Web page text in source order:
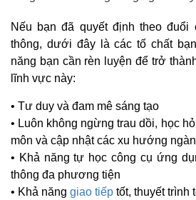
Nếu bạn đã quyết định theo đuổi
thông, dưới đây là các tố chất
năng bạn cần rèn luyện để trở
lĩnh vực này:
• Tư duy và đam mê sáng tạo
• Luôn không ngừng trau dồi, học
môn và cập nhật các xu hướng
• Khả năng tự học công cụ ứng
thông đa phương tiện
• Khả năng giao tiếp tốt, thuyết trình